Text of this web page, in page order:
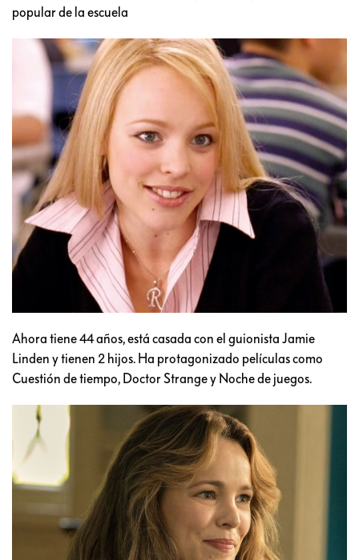
popular de la escuela
Ahora tiene 44 años, está casada con el guionista Jamie
Linden y tienen 2 hijos. Ha protagonizado películas como
Cuestión de tiempo, Doctor Strange y Noche de juegos.